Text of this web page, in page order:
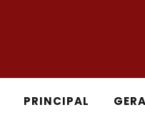
PRINCIPAL